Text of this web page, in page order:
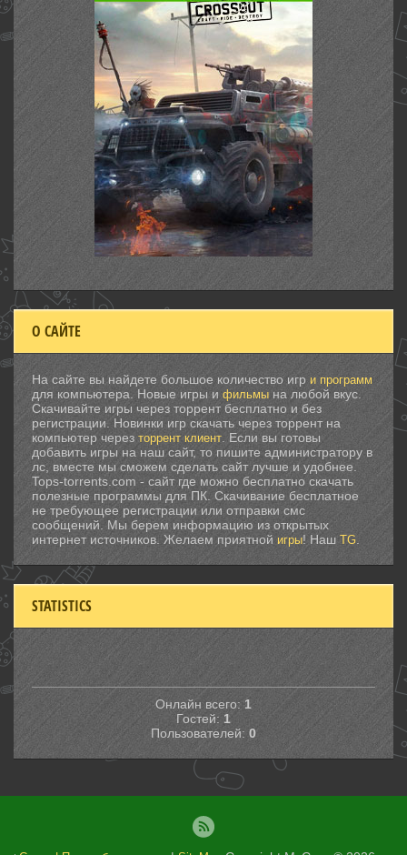
О САЙТЕ
На сайте вы найдете большое количество игр и программ
для компьютера. Новые игры и фильмы на любой вкус.
Скачивайте игры через торрент бесплатно и без
регистрации. Новинки игр скачать через торрент на
компьютер через торрент клиент . Если вы готовы
добавить игры на наш сайт, то пишите администратору в
лс, вместе мы сможем сделать сайт лучше и удобнее.
Tops-torrents.com - сайт где можно бесплатно скачать
полезные программы для ПК. Скачивание бесплатное
не требующее регистрации или отправки смс
сообщений. Мы берем информацию из открытых
интернет источников. Желаем приятной игры! НашTG
STATISTICS
Онлайн всего: 1
Гостей: 1
Пользователей: 0